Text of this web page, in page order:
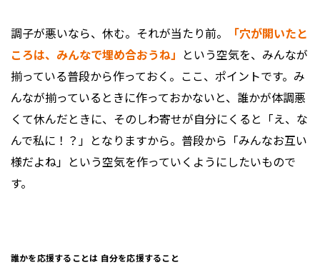
調子が悪いなら、休む。それが当たり前。
「穴が開いたと
ころは、みんなで埋め合おうね」 という空気を、みんなが
揃っている普段から作っておく。ここ、ポイントです。み
んなが揃っているときに作っておかないと、誰かが体調悪
くて休んだときに、そのしわ寄せが自分にくると「え、な
んで私に！？」となりますから。普段から「みんなお互い
様だよね」という空気を作っていくようにしたいもので
す。
誰かを応援することは 自分を応援すること